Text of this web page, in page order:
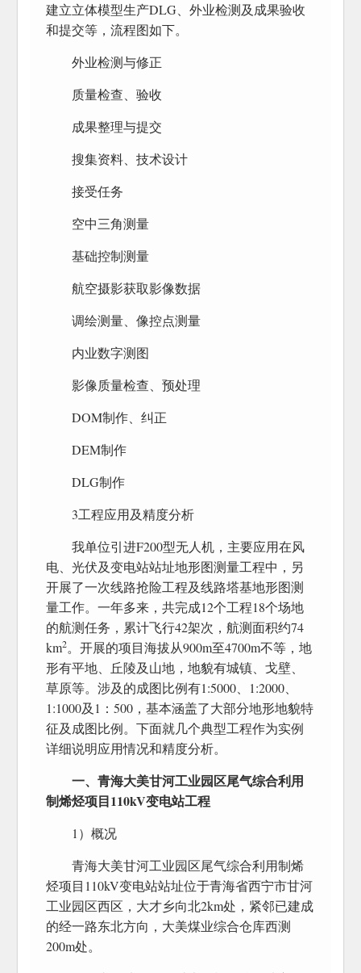
建立立体模型生产DLG、外业检测及成果验收
和提交等，流程图如下。
外业检测与修正
质量检查、验收
成果整理与提交
搜集资料、技术设计
接受任务
空中三角测量
基础控制测量
航空摄影获取影像数据
调绘测量、像控点测量
内业数字测图
影像质量检查、预处理
DOM制作、纠正
DEM制作
DLG制作
3工程应用及精度分析
我单位引进F200型无人机，主要应用在风
电、光伏及变电站站址地形图测量工程中，另
开展了一次线路抢险工程及线路塔基地形图测
量工作。一年多来，共完成12个工程18个场地
的航测任务，累计飞行42架次，航测面积约74
km2。开展的项目海拔从900m至4700m不等，地
形有平地、丘陵及山地，地貌有城镇、戈壁、
草原等。涉及的成图比例有1:5000、1:2000、
1:1000及1：500，基本涵盖了大部分地形地貌特
征及成图比例。下面就几个典型工程作为实例
详细说明应用情况和精度分析。
一、青海大美甘河工业园区尾气综合利用
制烯烃项目110kV变电站工程
1）概况
青海大美甘河工业园区尾气综合利用制烯
烃项目110kV变电站站址位于青海省西宁市甘河
工业园区西区，大才乡向北2km处，紧邻已建成
的经一路东北方向，大美煤业综合仓库西测
200m处。